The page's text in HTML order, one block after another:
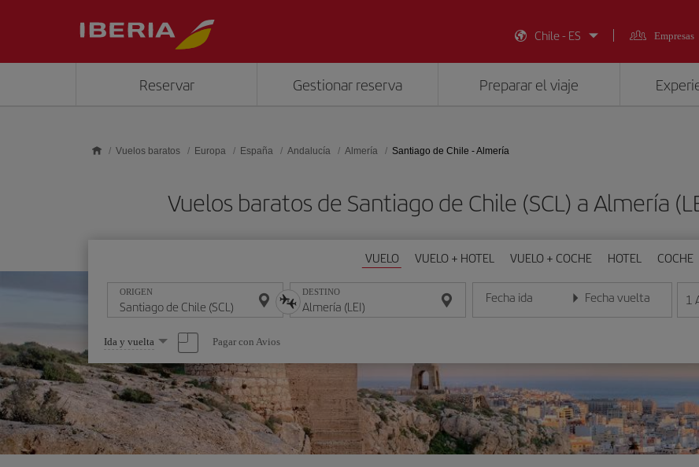
Chile - ES
Empresas
Reservar Gestionar reserva Preparar el viaje
Vuelos baratos Europa España Andalucía Almería Santiago de Chile - Almería
Vuelos baratos de Santiago de Chile (SCL) a Almería
VUELO VUELO + HOTEL VUELO + COCHE HOTEL COCHE
ORIGEN DESTINO Fecha ida
Introduce la fecha en formato día/mes/año
Fecha vuelta
Introduce la fecha en 1
Seleccione
una
opción
Ida y vuelta Pagar con Avios